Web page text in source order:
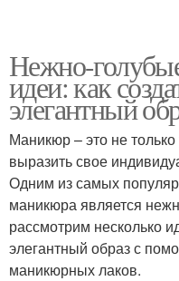
Нежно-
идеи: как
элегантный
Маникюр – это не
выразить свое
Одним из самых
маникюра является
рассмотрим несколько
элегантный образ с
маникюрных лаков.